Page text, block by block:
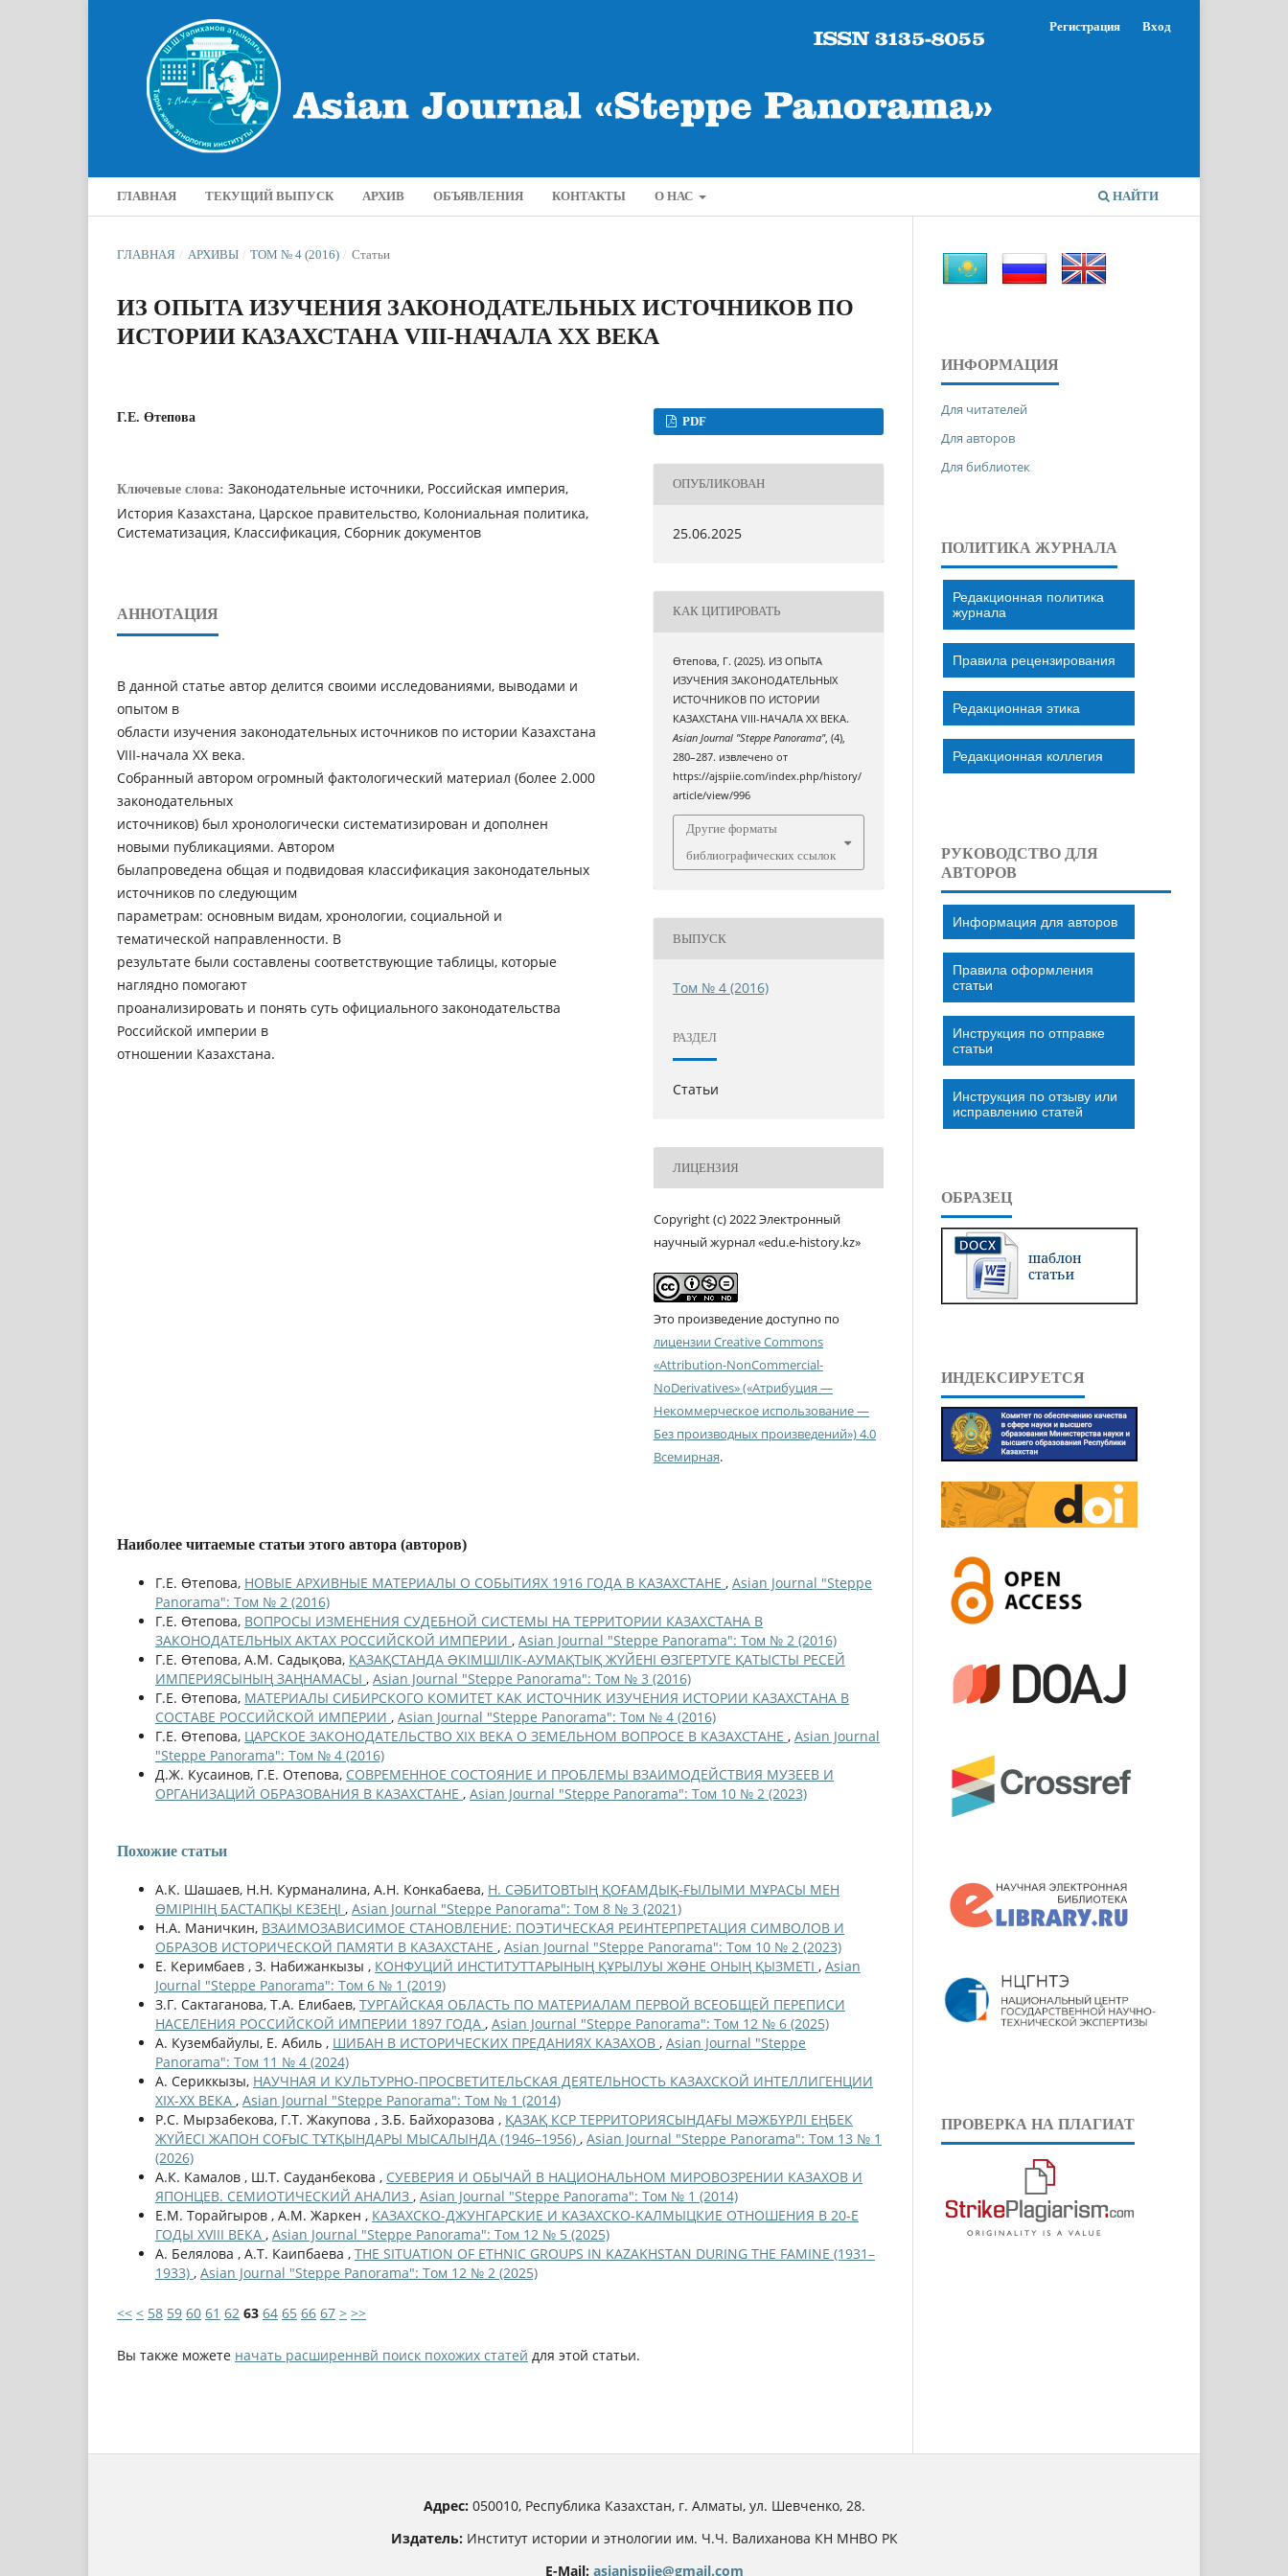
ГЛАВНАЯ ТЕКУЩИЙ ВЫПУСК АРХИВ ОБЪЯВЛЕНИЯ КОНТАКТЫ О НАС НАЙТИ
Регистрация Вход
ГЛАВНАЯ / АРХИВЫ / ТОМ № 4 (2016) / Статьи
ИЗ ОПЫТА ИЗУЧЕНИЯ ЗАКОНОДАТЕЛЬНЫХ ИСТОЧНИКОВ ПО
ИСТОРИИ КАЗАХСТАНА VIII-НАЧАЛА XX ВЕКА
Г.Е. Өтепова
Ключевые слова: Законодательные источники, Российская империя,
История Казахстана, Царское правительство, Колониальная политика,
Систематизация, Классификация, Сборник документов
АННОТАЦИЯ
В данной статье автор делится своими исследованиями, выводами и
опытом в
области изучения законодательных источников по истории Казахстана
VIII-начала XX века.
Собранный автором огромный фактологический материал (более 2.000
законодательных
источников) был хронологически систематизирован и дополнен
новыми публикациями. Автором
былапроведена общая и подвидовая классификация законодательных
источников по следующим
параметрам: основным видам, хронологии, социальной и
тематической направленности. В
результате были составлены соответствующие таблицы, которые
наглядно помогают
проанализировать и понять суть официального законодательства
Российской империи в
отношении Казахстана.
PDF
ОПУБЛИКОВАН
25.06.2025
КАК ЦИТИРОВАТЬ
Өтепова, Г. (2025). ИЗ ОПЫТА
ИЗУЧЕНИЯ ЗАКОНОДАТЕЛЬНЫХ
ИСТОЧНИКОВ ПО ИСТОРИИ
КАЗАХСТАНА VIII-НАЧАЛА XX ВЕКА.
Asian Journal "Steppe Panorama", (4),
280–287. извлечено от
https://ajspiie.com/index.php/history/
article/view/996
Другие форматы
библиографических ссылок
ВЫПУСК
Том № 4 (2016)
РАЗДЕЛ
Статьи
ЛИЦЕНЗИЯ
Copyright (c) 2022 Электронный
научный журнал «edu.e-history.kz»
Это произведение доступно по
лицензии Creative Commons
«Attribution-NonCommercial-
NoDerivatives» («Атрибуция —
Некоммерческое использование —
Без производных произведений») 4.0
Всемирная.
Наиболее читаемые статьи этого автора (авторов)
Г.Е. Өтепова, НОВЫЕ АРХИВНЫЕ МАТЕРИАЛЫ О СОБЫТИЯХ 1916 ГОДА В КАЗАХСТАНЕ , Asian Journal "Steppe
Panorama": Том № 2 (2016)
Г.Е. Өтепова, ВОПРОСЫ ИЗМЕНЕНИЯ СУДЕБНОЙ СИСТЕМЫ НА ТЕРРИТОРИИ КАЗАХСТАНА В
ЗАКОНОДАТЕЛЬНЫХ АКТАХ РОССИЙСКОЙ ИМПЕРИИ , Asian Journal "Steppe Panorama": Том № 2 (2016)
Г.Е. Өтепова, А.М. Садықова, ҚАЗАҚСТАНДА ƏКІМШІЛІК-АУМАҚТЫҚ ЖҮЙЕНІ ӨЗГЕРТУГЕ ҚАТЫСТЫ РЕСЕЙ
ИМПЕРИЯСЫНЫҢ ЗАҢНАМАСЫ , Asian Journal "Steppe Panorama": Том № 3 (2016)
Г.Е. Өтепова, МАТЕРИАЛЫ СИБИРСКОГО КОМИТЕТ КАК ИСТОЧНИК ИЗУЧЕНИЯ ИСТОРИИ КАЗАХСТАНА В
СОСТАВЕ РОССИЙСКОЙ ИМПЕРИИ , Asian Journal "Steppe Panorama": Том № 4 (2016)
Г.Е. Өтепова, ЦАРСКОЕ ЗАКОНОДАТЕЛЬСТВО XIX ВЕКА О ЗЕМЕЛЬНОМ ВОПРОСЕ В КАЗАХСТАНЕ , Asian Journal
"Steppe Panorama": Том № 4 (2016)
Д.Ж. Кусаинов, Г.Е. Отепова, СОВРЕМЕННОЕ СОСТОЯНИЕ И ПРОБЛЕМЫ ВЗАИМОДЕЙСТВИЯ МУЗЕЕВ И
ОРГАНИЗАЦИЙ ОБРАЗОВАНИЯ В КАЗАХСТАНЕ , Asian Journal "Steppe Panorama": Том 10 № 2 (2023)
Похожие статьи
А.К. Шашаев, Н.Н. Курманалина, А.Н. Конкабаева, Н. СӘБИТОВТЫҢ ҚОҒАМДЫҚ-ҒЫЛЫМИ МҰРАСЫ МЕН
ӨМІРІНІҢ БАСТАПҚЫ КЕЗЕҢІ , Asian Journal "Steppe Panorama": Том 8 № 3 (2021)
Н.А. Маничкин, ВЗАИМОЗАВИСИМОЕ СТАНОВЛЕНИЕ: ПОЭТИЧЕСКАЯ РЕИНТЕРПРЕТАЦИЯ СИМВОЛОВ И
ОБРАЗОВ ИСТОРИЧЕСКОЙ ПАМЯТИ В КАЗАХСТАНЕ , Asian Journal "Steppe Panorama": Том 10 № 2 (2023)
Е. Керимбаев , З. Набижанкызы , КОНФУЦИЙ ИНСТИТУТТАРЫНЫҢ ҚҰРЫЛУЫ ЖƏНЕ ОНЫҢ ҚЫЗМЕТІ , Asian
Journal "Steppe Panorama": Том 6 № 1 (2019)
З.Г. Сактаганова, Т.А. Елибаев, ТУРГАЙСКАЯ ОБЛАСТЬ ПО МАТЕРИАЛАМ ПЕРВОЙ ВСЕОБЩЕЙ ПЕРЕПИСИ
НАСЕЛЕНИЯ РОССИЙСКОЙ ИМПЕРИИ 1897 ГОДА , Asian Journal "Steppe Panorama": Том 12 № 6 (2025)
А. Кузембайулы, Е. Абиль , ШИБАН В ИСТОРИЧЕСКИХ ПРЕДАНИЯХ КАЗАХОВ , Asian Journal "Steppe
Panorama": Том 11 № 4 (2024)
А. Сериккызы, НАУЧНАЯ И КУЛЬТУРНО-ПРОСВЕТИТЕЛЬСКАЯ ДЕЯТЕЛЬНОСТЬ КАЗАХСКОЙ ИНТЕЛЛИГЕНЦИИ
ХІХ-ХХ ВЕКА , Asian Journal "Steppe Panorama": Том № 1 (2014)
Р.С. Мырзабекова, Г.Т. Жакупова , З.Б. Байхоразова , ҚАЗАҚ КСР ТЕРРИТОРИЯСЫНДАҒЫ МӘЖБҮРЛІ ЕҢБЕК
ЖҮЙЕСІ ЖАПОН СОҒЫС ТҰТҚЫНДАРЫ МЫСАЛЫНДА (1946–1956) , Asian Journal "Steppe Panorama": Том 13 № 1
(2026)
А.К. Камалов , Ш.Т. Сауданбекова , СУЕВЕРИЯ И ОБЫЧАЙ В НАЦИОНАЛЬНОМ МИРОВОЗРЕНИИ КАЗАХОВ И
ЯПОНЦЕВ. СЕМИОТИЧЕСКИЙ АНАЛИЗ , Asian Journal "Steppe Panorama": Том № 1 (2014)
Е.М. Торайгыров , А.М. Жаркен , КАЗАХСКО-ДЖУНГАРСКИЕ И КАЗАХСКО-КАЛМЫЦКИЕ ОТНОШЕНИЯ В 20-Е
ГОДЫ XVIII ВЕКА , Asian Journal "Steppe Panorama": Том 12 № 5 (2025)
А. Белялова , А.Т. Каипбаева , THE SITUATION OF ETHNIC GROUPS IN KAZAKHSTAN DURING THE FAMINE (1931–
1933) , Asian Journal "Steppe Panorama": Том 12 № 2 (2025)
<< < 58 59 60 61 62 63 64 65 66 67 > >>
Вы также можете начать расширеннвй поиск похожих статей для этой статьи.
ИНФОРМАЦИЯ
Для читателей
Для авторов
Для библиотек
ПОЛИТИКА ЖУРНАЛА
Редакционная политика
журнала
Правила рецензирования
Редакционная этика
Редакционная коллегия
РУКОВОДСТВО ДЛЯ
АВТОРОВ
Информация для авторов
Правила оформления
статьи
Инструкция по отправке
статьи
Инструкция по отзыву или
исправлению статей
ОБРАЗЕЦ
ИНДЕКСИРУЕТСЯ
ПРОВЕРКА НА ПЛАГИАТ
Адрес:050010, Республика Казахстан, г. Алматы, ул. Шевченко, 28.
Издатель: Институт истории и этнологии им. Ч.Ч. Валиханова КН МНВО РК
E-Mail: asianjspiie@gmail.com